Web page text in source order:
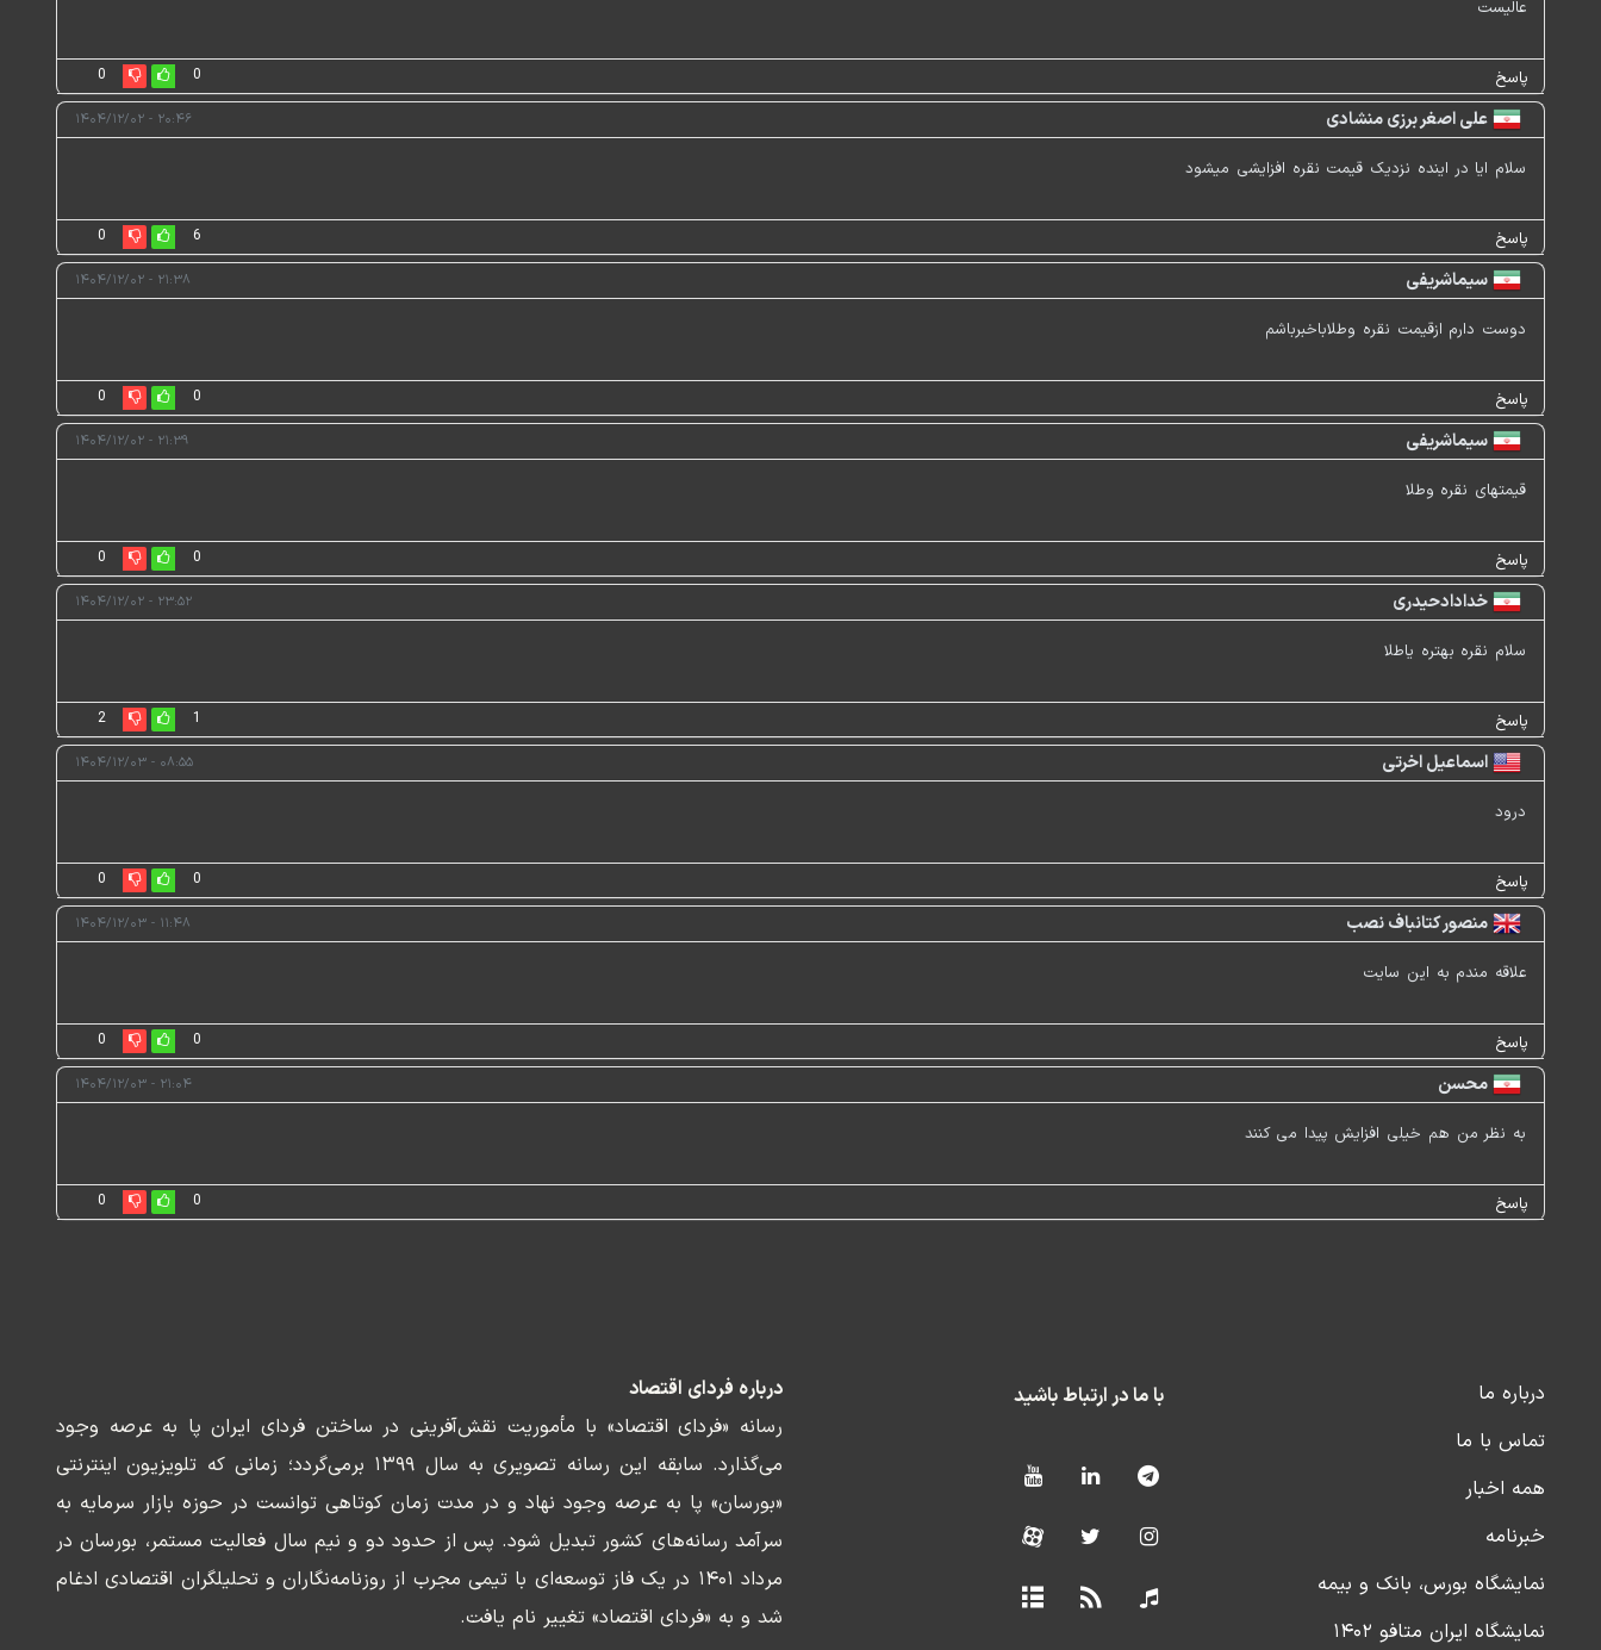
عالیست
پاسخ 0
0
علی اصغر برزی منشادی ۲۰:۴۶ - ۱۴۰۴/۱۲/۰۲
سلام ایا در اینده نزدیک قیمت نقره افزایشی میشود
پاسخ 6
0
سیماشریفی ۲۱:۳۸ - ۱۴۰۴/۱۲/۰۲
دوست دارم ازقیمت نقره وطلاباخبرباشم
پاسخ 0
0
سیماشریفی ۲۱:۳۹ - ۱۴۰۴/۱۲/۰۲
قیمتهای نقره وطلا
پاسخ 0
0
خدادادحیدری ۲۳:۵۲ - ۱۴۰۴/۱۲/۰۲
سلام نقره بهتره یاطلا
پاسخ 1
2
اسماعیل اخرتی ۰۸:۵۵ - ۱۴۰۴/۱۲/۰۳
درود
پاسخ 0
0
منصور کتانباف نصب ۱۱:۴۸ - ۱۴۰۴/۱۲/۰۳
علاقه مندم به این سایت
پاسخ 0
0
محسن ۲۱:۰۴ - ۱۴۰۴/۱۲/۰۳
به نظر من هم خیلی افزایش پیدا می کنند
پاسخ 0
0
درباره ما
تماس با ما
همه اخبار
خبرنامه
نمایشگاه بورس، بانک و بیمه
نمایشگاه ایران متافو ۱۴۰۲
با ما در ارتباط باشید
درباره فردای اقتصاد
رسانه «فردای اقتصاد» با مأموریت نقش‌آفرینی در ساختن فردای ایران پا به عرصه وجود
می‌گذارد. سابقه این رسانه تصویری به سال ۱۳۹۹ برمی‌گردد؛ زمانی که تلویزیون اینترنتی
«بورسان» پا به عرصه وجود نهاد و در مدت زمان کوتاهی توانست در حوزه بازار سرمایه به
سرآمد رسانه‌های کشور تبدیل شود. پس از حدود دو و نیم سال فعالیت مستمر، بورسان در
مرداد ۱۴۰۱ در یک فاز توسعه‌ای با تیمی مجرب از روزنامه‌نگاران و تحلیلگران اقتصادی ادغام
شد و به «فردای اقتصاد» تغییر نام یافت.